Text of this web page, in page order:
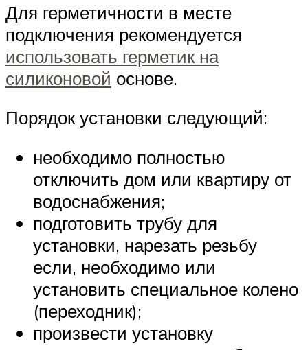
Для герметичности в месте
подключения рекомендуется
использовать герметик на
силиконовой основе.
Порядок установки следующий:
необходимо полностью
отключить дом или квартиру от
водоснабжения;
подготовить трубу для
установки, нарезать резьбу
если, необходимо или
установить специальное колено
(переходник);
произвести установку